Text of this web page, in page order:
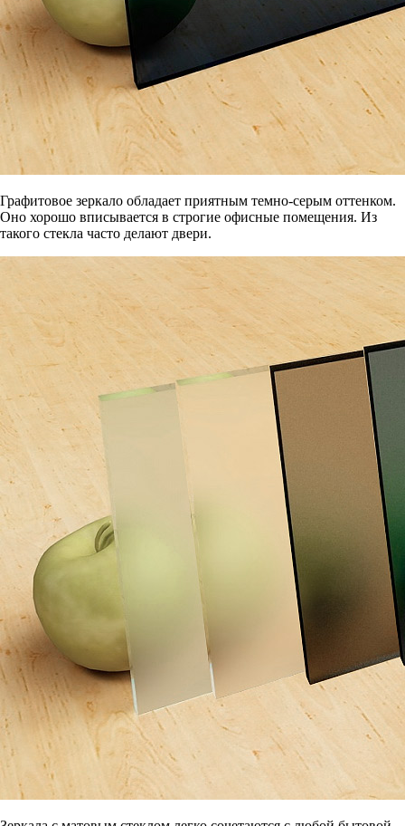
Графитовое зеркало обладает приятным темно-серым оттенком.
Оно хорошо вписывается в строгие офисные помещения. Из
такого стекла часто делают двери.